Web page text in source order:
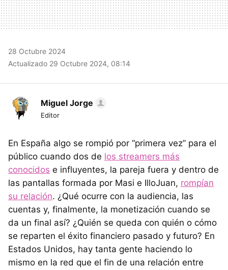
28 Octubre 2024
Actualizado 29 Octubre 2024, 08:14
Miguel Jorge
Editor
En España algo se rompió por “primera vez” para el
público cuando dos de los streamers más
conocidos e influyentes, la pareja fuera y dentro de
las pantallas formada por Masi e IlloJuan, rompían
su relación. ¿Qué ocurre con la audiencia, las
cuentas y, finalmente, la monetización cuando se
da un final así? ¿Quién se queda con quién o cómo
se reparten el éxito financiero pasado y futuro? En
Estados Unidos, hay tanta gente haciendo lo
mismo en la red que el fin de una relación entre